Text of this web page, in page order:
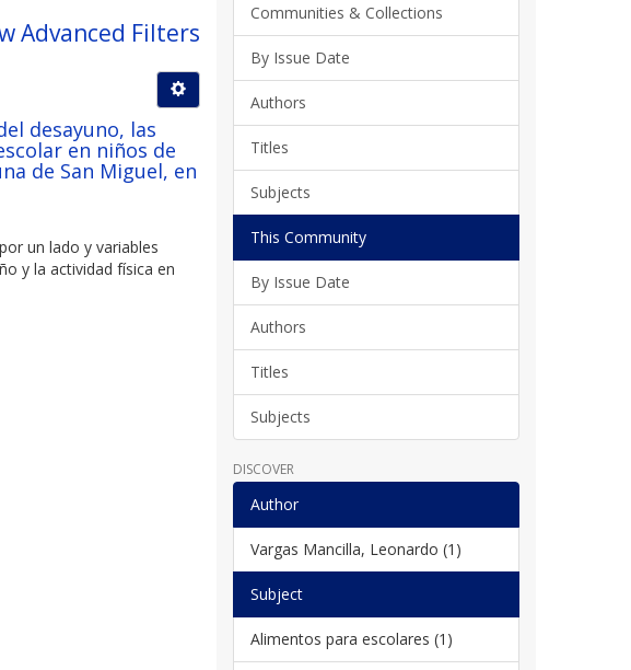
Advanced Filters
desayuno, las
en niños de
de San Miguel, en
un lado y variables
y la actividad física en
Communities & Collections
By Issue Date
Authors
Titles
Subjects
This Community
By Issue Date
Authors
Titles
Subjects
DISCOVER
Author
Vargas Mancilla, Leonardo (1)
Subject
Alimentos para escolares (1)